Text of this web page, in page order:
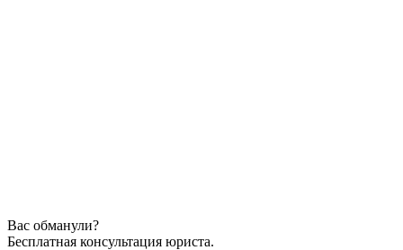
Вас обманули?
Бесплатная консультация юриста.